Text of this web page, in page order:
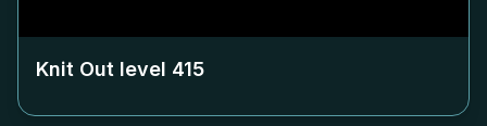
Knit Out level 415